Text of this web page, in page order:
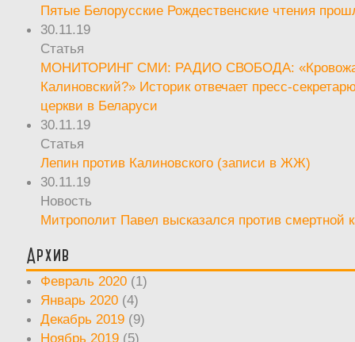
Пятые Белорусские Рождественские чтения
30.11.19
Статья
МОНИТОРИНГ СМИ: РАДИО СВОБОДА:
Калиновский?» Историк отвечает пресс-
церкви в Беларуси
30.11.19
Статья
Лепин против Калиновского (записи в ЖЖ)
30.11.19
Новость
Митрополит Павел высказался против смертной
Архив
Февраль 2020 (1)
Январь 2020 (4)
Декабрь 2019 (9)
Ноябрь 2019 (5)